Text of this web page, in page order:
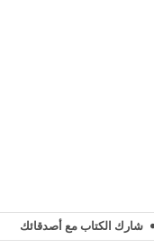
شارك الكتاب مع أصدقائك